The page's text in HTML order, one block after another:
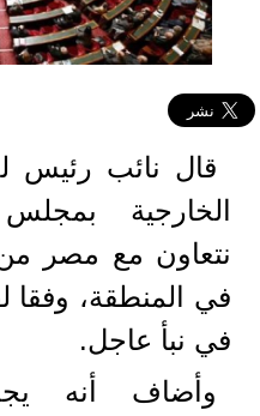
قال نائب رئيس
الخارجية
نتعاون مع مصر
في المنطقة، وفقا
في نبأ عاجل.
وأضاف أنه